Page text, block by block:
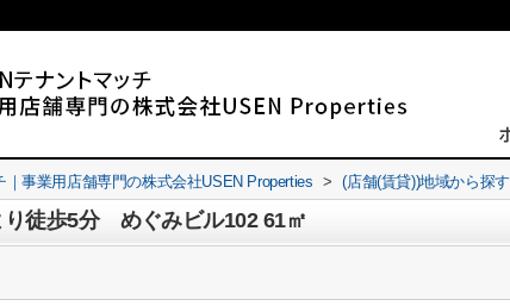
｜事業用店舗専門の株式会社USEN Properties > (店舗(賃貸))地域から探す
り徒歩5分 めぐみビル102 61㎡